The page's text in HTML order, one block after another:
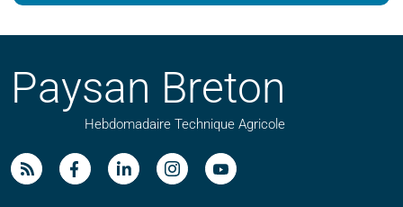
Paysan Breton
Hebdomadaire Technique Agricole